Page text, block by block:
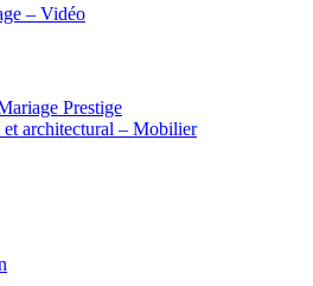
– Vidéo
Prestige
et architectural – Mobilier